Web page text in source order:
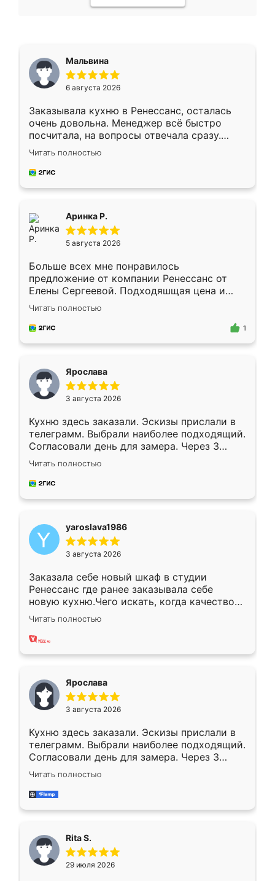
Мальвина
6 августа 2026
Заказывала кухню в Ренессанс, осталась
очень довольна. Менеджер всё быстро
посчитала, на вопросы отвечала сразу.
Замерщик приехал в субботу, подошёл к
делу со всей ответственностью. Собрали
за день, ребята работали аккуратно, даже
Читать полностью
Аринка Р.
5 августа 2026
Больше всех мне понравилось
предложение от компании Ренессанс от
Елены Сергеевой. Подходяшщая цена и
короткие сроки изготовления. Приехавший
для замера сотрудник Владислав
предложил по моему эскизу самый
Читать полностью
1
Ярослава
3 августа 2026
Кухню здесь заказали. Эскизы прислали в
телеграмм. Выбрали наиболее подходящий.
Согласовали день для замера. Через 3
недели кухня была уже готова. Остались
довольны работой. Спасибо Ренессанс
мебель за качественную работу!
Читать полностью
yaroslava1986
3 августа 2026
Заказала себе новый шкаф в студии
Ренессанс где ранее заказывала себе
новую кухню.Чего искать, когда качеством
вполне довольна. Служит кухня уже почти
два года, нареканий нет.
Читать полностью
Ярослава
3 августа 2026
Кухню здесь заказали. Эскизы прислали в
телеграмм. Выбрали наиболее подходящий.
Согласовали день для замера. Через 3
недели кухня была уже готова. Остались
довольны работой. Спасибо Ренессанс
мебель за качественную работу!
Читать полностью
Rita S.
29 июля 2026